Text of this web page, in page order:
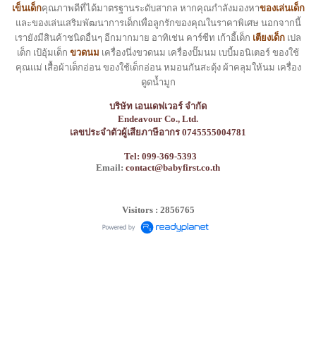
เข็นเด็กคุณภาพดีที่ได้มาตรฐานระดับสากล หากคุณกำลังมองหาของเล่นเด็ก
และของเล่นเสริมพัฒนาการเด็กเพื่อลูกรักของคุณในราคาพิเศษ นอกจากนี้
เรายังมีสินค้าชนิดอื่นๆ อีกมากมาย อาทิเช่น คาร์ซีท เก้าอี้เด็ก เตียงเด็ก เปล
เด็ก เป้อุ้มเด็ก ขวดนม เครื่องนึ่งขวดนม เครื่องปั๊มนม เบบี้มอนิเตอร์ ของใช้
คุณแม่ เสื้อผ้าเด็กอ่อน ของใช้เด็กอ่อน หมอนกันสะดุ้ง ผ้าคลุมให้นม เครื่อง
ดูดน้ำมูก
บริษัท เอนเดฟเวอร์ จำกัด
Endeavour Co., Ltd.
เลขประจำตัวผู้เสียภาษีอากร 0745555004781
Tel: 099-369-5393
Email: contact@babyfirst.co.th
Visitors : 2856765